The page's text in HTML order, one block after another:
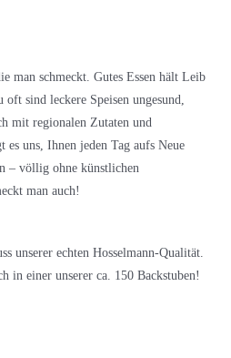
man schmeckt. Gutes Essen hält Leib
sind leckere Speisen ungesund,
mit regionalen Zutaten und
uns, Ihnen jeden Tag aufs Neue
– völlig ohne künstlichen
man auch!
unserer echten Hosselmann-Qualität.
in einer unserer ca. 150 Backstuben!